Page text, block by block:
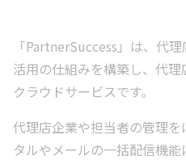
「PartnerSuccess」は、代
活用の仕組みを構築し、代
クラウドサービスです。
代理店企業や担当者の管理
タルやメールの一括配信機